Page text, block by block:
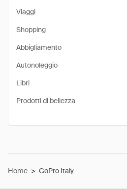
Viaggi
Shopping
Abbigliamento
Autonoleggio
Libri
Prodotti di bellezza
Home > GoPro Italy